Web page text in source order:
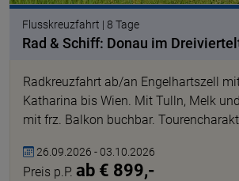
Flusskreuzfahrt | 8 Tage
Rad & Schiff: Donau im
Radkreuzfahrt ab/an Engelhartszell
Katharina bis Wien. Mit Tulln, Melk
mit frz. Balkon buchbar.
26.09.2026 - 03.10.2026
Preis p.P. ab € 899,-